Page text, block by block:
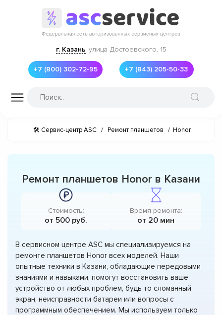
г. Казань улица Достоевского, 15
+7 (800) 302-72-95 +7 (843) 205-50-33
🛠 Сервис-центр ASC / Ремонт планшетов / Honor
Ремонт планшетов Honor в Казани
Стоимость:
от 500 руб.
Время ремонта:
от 20 мин
В сервисном центре ASC мы специализируемся на
ремонте планшетов Honor всех моделей. Наши
опытные техники в Казани, обладающие передовыми
знаниями и навыками, помогут восстановить ваше
устройство от любых проблем, будь то сломанный
экран, неисправности батареи или вопросы с
программным обеспечением. Мы используем только